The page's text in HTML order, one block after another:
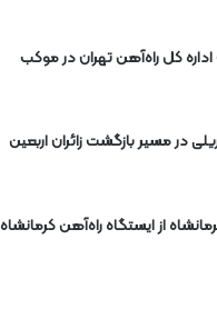
کل راه‌آهن تهران در موکب
در مسیر بازگشت زائران اربعین
از ایستگاه راه‌آهن کرمانشاه